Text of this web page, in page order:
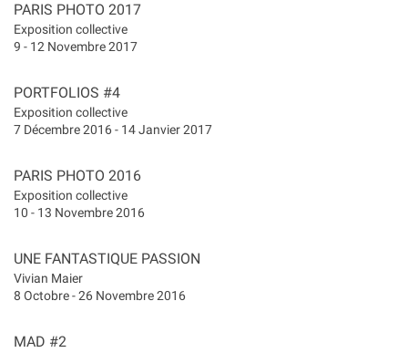
PARIS PHOTO 2017
Exposition collective
9 - 12 Novembre 2017
PORTFOLIOS #4
Exposition collective
7 Décembre 2016 - 14 Janvier 2017
PARIS PHOTO 2016
Exposition collective
10 - 13 Novembre 2016
UNE FANTASTIQUE PASSION
Vivian Maier
8 Octobre - 26 Novembre 2016
MAD #2